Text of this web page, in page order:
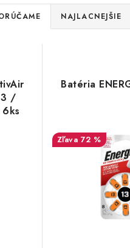
NAJLACNEJŠIE
/
Batéria
72 %